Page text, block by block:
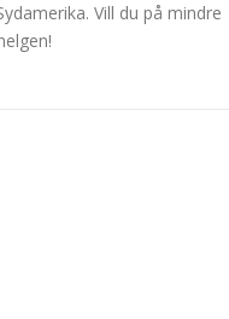
Vill du på mindre